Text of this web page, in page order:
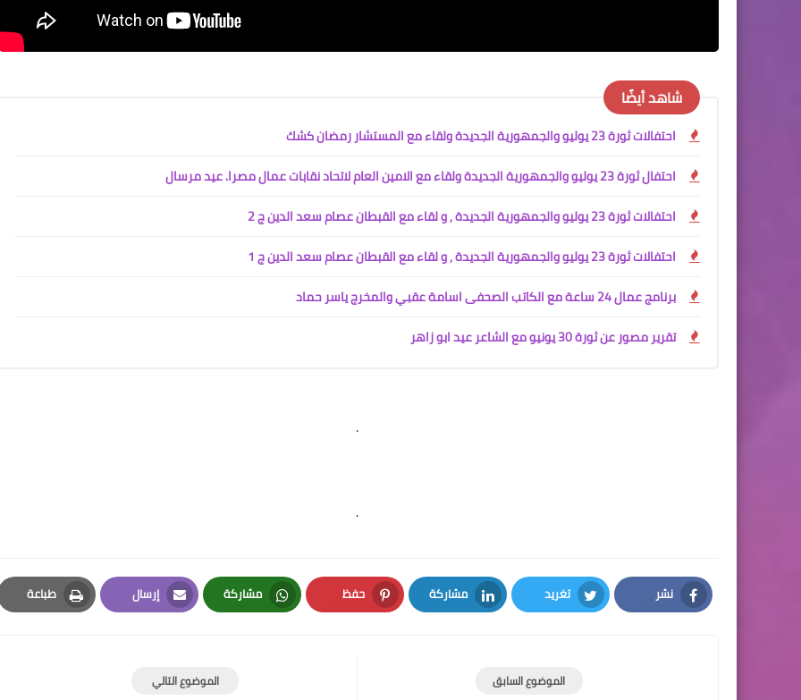
شاهد أيضًا
احتفالات ثورة 23 يوليو والجمهورية الجديدة ولقاء مع المستشار رمضان كشك
احتفال ثورة 23 يوليو والجمهورية الجديدة ولقاء مع الامين العام لاتحاد نقابات عمال مصرا. عيد مرسال
احتفالات ثورة 23 يوليو والجمهورية الجديدة , و لقاء مع القبطان عصام سعد الدين ج 2
احتفالات ثورة 23 يوليو والجمهورية الجديدة , و لقاء مع القبطان عصام سعد الدين ج 1
برنامج عمال 24 ساعة مع الكاتب الصحفى اسامة عقبي والمخرج ياسر حماد
تقرير مصور عن ثورة 30 يونيو مع الشاعر عيد ابو زاهر
.
.
نشر
Facebook
تغريد
Twitter
مشاركة
LinkedIn
حفظ
Pinterest
مشاركة
Whatsapp
إرسال
Email
طباعة
Print
الموضوع التالي الموضوع السابق